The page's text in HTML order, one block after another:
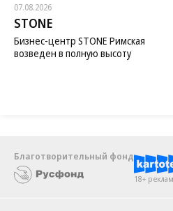
07.08.2026
STONE
Бизнес-центр STONE Римская
возведен в полную высоту
Благотворительный фонд
18+